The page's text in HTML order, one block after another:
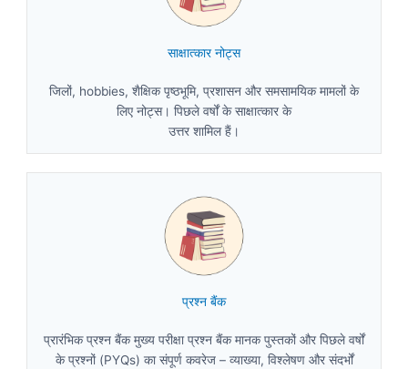
साक्षात्कार नोट्स
जिलों, hobbies, शैक्षिक पृष्ठभूमि, प्रशासन और समसामयिक मामलों के
लिए नोट्स। पिछले वर्षों के साक्षात्कार के
उत्तर शामिल हैं।
प्रश्न बैंक
प्रारंभिक प्रश्न बैंक मुख्य परीक्षा प्रश्न बैंक मानक पुस्तकों और पिछले वर्षों
के प्रश्नों (PYQs) का संपूर्ण कवरेज – व्याख्या, विश्लेषण और संदर्भों